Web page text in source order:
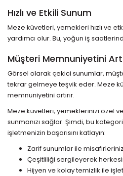
Hızlı ve Etkili Sunum
Meze küvetleri, yemekleri hızlı ve
yardımcı olur. Bu, yoğun iş
Müşteri Memnuniyetini
Görsel olarak çekici sunumlar,
tekrar gelmeye teşvik eder. Meze
memnuniyetini artırır.
Meze küvetleri, yemeklerinizi özel
sunmanızı sağlar. Şimdi, bu
işletmenizin başarısını katlayın:
Zarif sunumlar ile
Çeşitliliği sergileyerek
Hijyen ve kolay temizlik ile